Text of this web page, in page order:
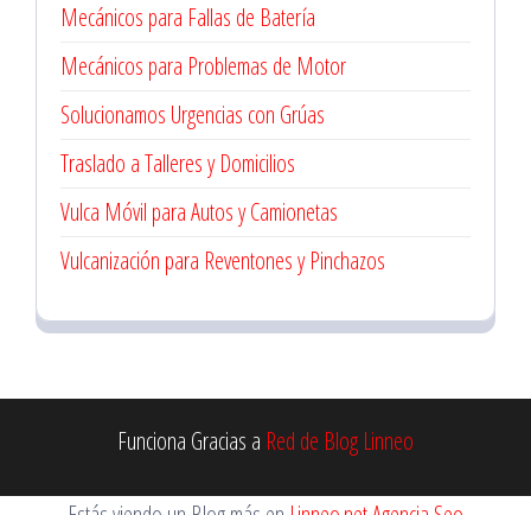
Mecánicos para Fallas de Batería
Mecánicos para Problemas de Motor
Solucionamos Urgencias con Grúas
Traslado a Talleres y Domicilios
Vulca Móvil para Autos y Camionetas
Vulcanización para Reventones y Pinchazos
Funciona Gracias a Red de Blog Linneo